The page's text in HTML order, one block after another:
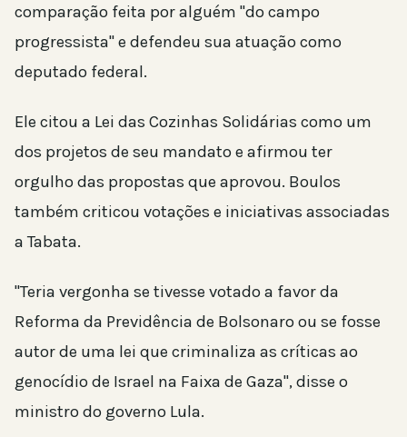
comparação feita por alguém "do campo
progressista" e defendeu sua atuação como
deputado federal.
Ele citou a Lei das Cozinhas Solidárias como um
dos projetos de seu mandato e afirmou ter
orgulho das propostas que aprovou. Boulos
também criticou votações e iniciativas associadas
a Tabata.
"Teria vergonha se tivesse votado a favor da
Reforma da Previdência de Bolsonaro ou se fosse
autor de uma lei que criminaliza as críticas ao
genocídio de Israel na Faixa de Gaza", disse o
ministro do governo Lula.